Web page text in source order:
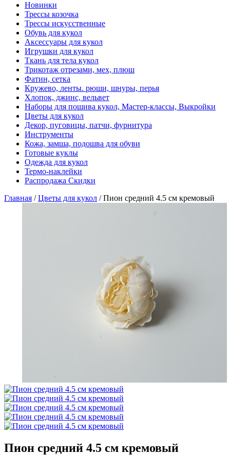
Новинки
Трессы козочка
Трессы искусственные
Обувь для кукол
Аксессуары для кукол
Игрушки для кукол
Ткань для тела кукол
Трикотаж отрезами, мех, плюш
Фатин, сетка
Кружево, ленты. рюши, шнуры, перья
Хлопок, джинс, вельвет
Наборы для пошива кукол, Мастер-классы, Выкройки
Цветы для кукол
Декор, пуговицы, патчи, фурнитура
Инструменты
Кожа, замша, подошва для обуви
Готовые куклы
Одежда для кукол
Термо-наклейки
Распродажа Скидки
Главная /Цветы для кукол /Пион средний 4.5 см кремовый
Пион средний 4.5 см кремовый